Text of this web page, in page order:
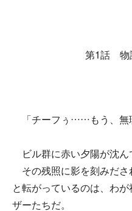
第1話 物
「チーフぅ……もう、無
ビル群に赤い夕陽が沈ん
その残照に影を刻みださ
と転がっているのは、わ
ザーたちだ。